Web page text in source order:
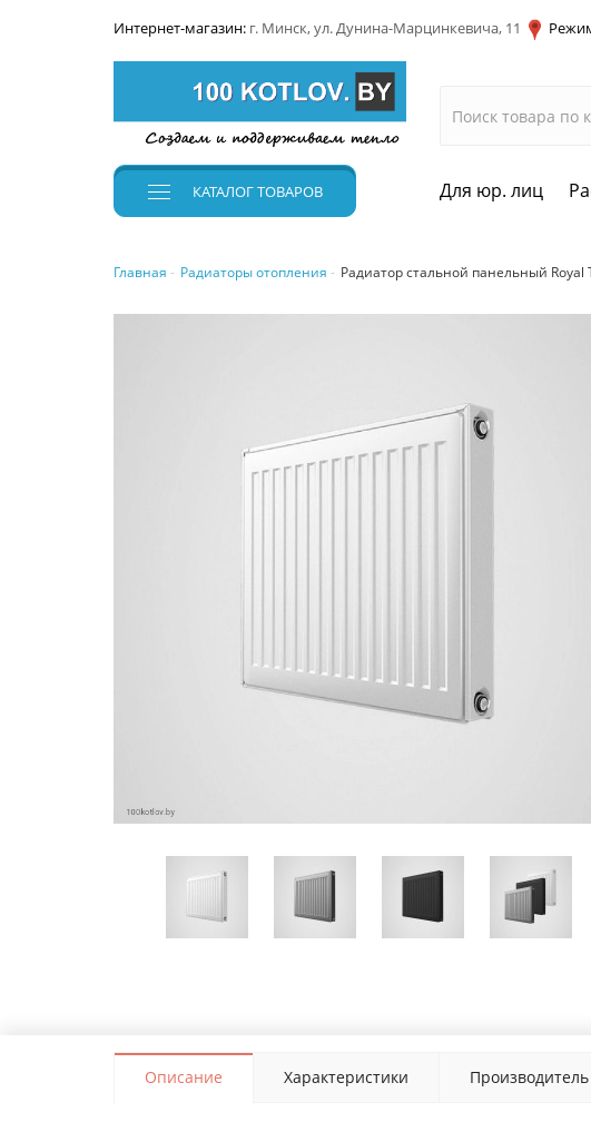
Интернет-магазин: г. Минск, ул. Дунина-Марцинкевича, 11
КАТАЛОГТОВАРОВ Для юр. лиц
Главная Радиаторы отопления Радиатор стальной панельный Royal
Описание Характеристики